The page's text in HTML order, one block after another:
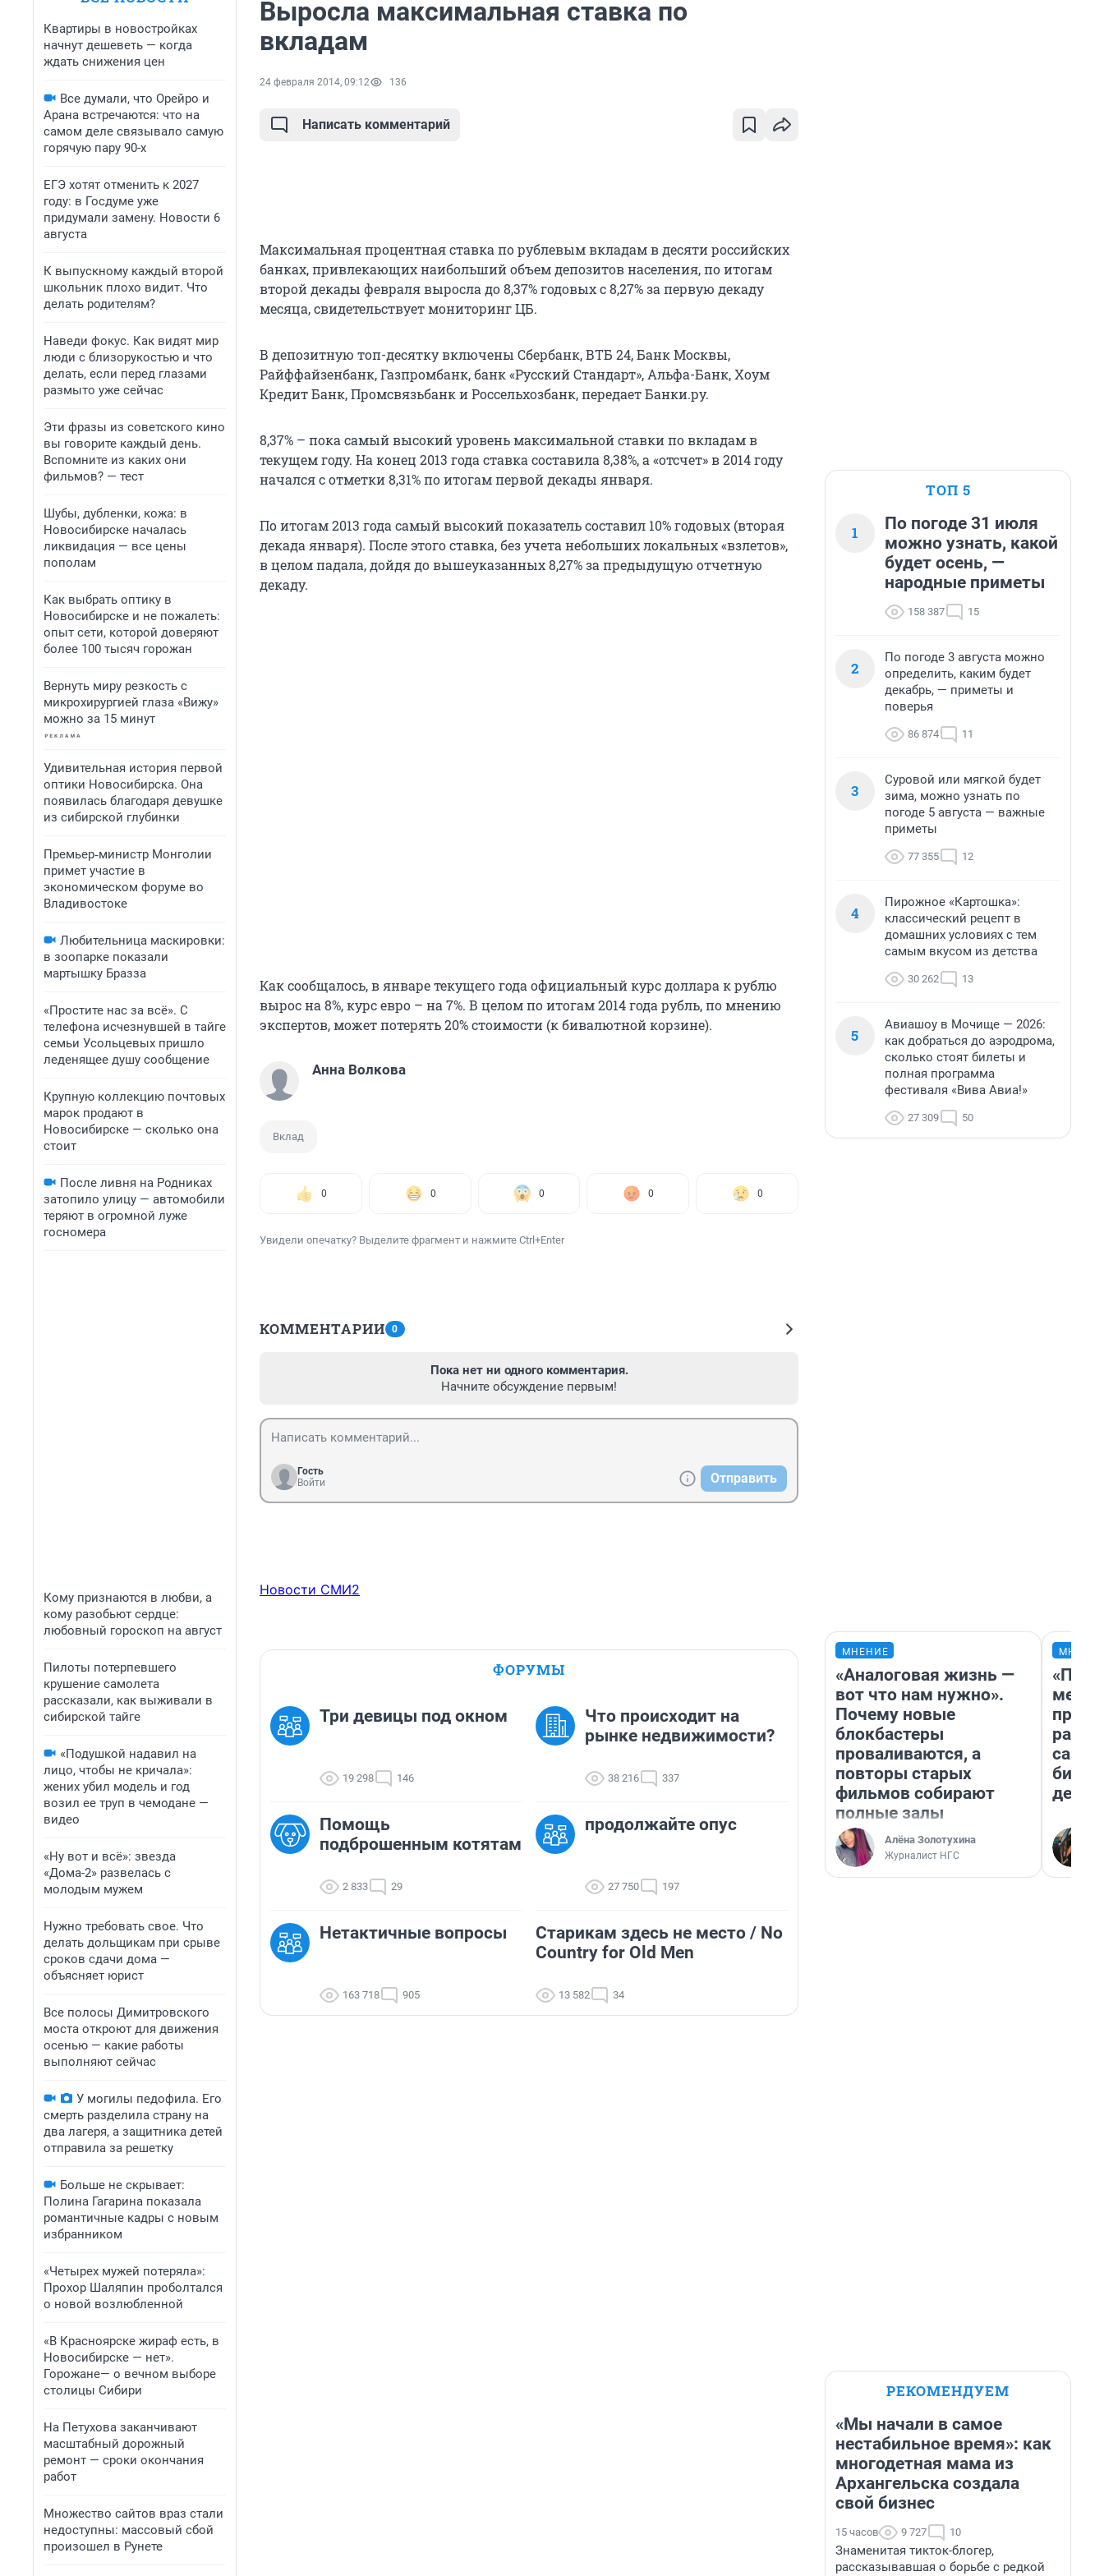
Квартиры в новостройках
начнут дешеветь — когда
ждать снижения цен
Все думали, что Орейро и
Арана встречаются: что на
самом деле связывало самую
горячую пару 90-х
ЕГЭ хотят отменить к 2027
году: в Госдуме уже
придумали замену. Новости 6
августа
К выпускному каждый второй
школьник плохо видит. Что
делать родителям?
Наведи фокус. Как видят мир
люди с близорукостью и что
делать, если перед глазами
размыто уже сейчас
Эти фразы из советского кино
вы говорите каждый день.
Вспомните из каких они
фильмов? — тест
Шубы, дубленки, кожа: в
Новосибирске началась
ликвидация — все цены
пополам
Как выбрать оптику в
Новосибирске и не пожалеть:
опыт сети, которой доверяют
более 100 тысяч горожан
Вернуть миру резкость с
микрохирургией глаза «Вижу»
можно за 15 минут
Удивительная история первой
оптики Новосибирска. Она
появилась благодаря девушке
из сибирской глубинки
Премьер‑министр Монголии
примет участие в
экономическом форуме во
Владивостоке
Любительница маскировки:
в зоопарке показали
мартышку Бразза
«Простите нас за всё». С
телефона исчезнувшей в тайге
семьи Усольцевых пришло
леденящее душу сообщение
Крупную коллекцию почтовых
марок продают в
Новосибирске — сколько она
стоит
После ливня на Родниках
затопило улицу — автомобили
теряют в огромной луже
госномера
Кому признаются в любви, а
кому разобьют сердце:
любовный гороскоп на август
Пилоты потерпевшего
крушение самолета
рассказали, как выживали в
сибирской тайге
«Подушкой надавил на
лицо, чтобы не кричала»:
жених убил модель и год
возил ее труп в чемодане —
видео
«Ну вот и всё»: звезда
«Дома-2» развелась с
молодым мужем
Нужно требовать свое. Что
делать дольщикам при срыве
сроков сдачи дома —
объясняет юрист
Все полосы Димитровского
моста откроют для движения
осенью — какие работы
выполняют сейчас
У могилы педофила. Его
смерть разделила страну на
два лагеря, а защитника детей
отправила за решетку
Больше не скрывает:
Полина Гагарина показала
романтичные кадры с новым
избранником
«Четырех мужей потеряла»:
Прохор Шаляпин проболтался
о новой возлюбленной
«В Красноярске жираф есть, в
Новосибирске — нет».
Горожане— о вечном выборе
столицы Сибири
На Петухова заканчивают
масштабный дорожный
ремонт — сроки окончания
работ
Множество сайтов враз стали
недоступны: массовый сбой
произошел в Рунете
Выросла максимальная ставка по
вкладам
24 февраля 2014, 09:12 136
Написать комментарий
Максимальная процентная ставка по рублевым вкладам в десяти российских
банках, привлекающих наибольший объем депозитов населения, по итогам
второй декады февраля выросла до 8,37% годовых с 8,27% за первую декаду
месяца, свидетельствует мониторинг ЦБ.
В депозитную топ-десятку включены Сбербанк, ВТБ 24, Банк Москвы,
Райффайзенбанк, Газпромбанк, банк «Русский Стандарт», Альфа-Банк, Хоум
Кредит Банк, Промсвязьбанк и Россельхозбанк, передает Банки.ру.
8,37% – пока самый высокий уровень максимальной ставки по вкладам в
текущем году. На конец 2013 года ставка составила 8,38%, а «отсчет» в 2014 году
начался с отметки 8,31% по итогам первой декады января.
По итогам 2013 года самый высокий показатель составил 10% годовых (вторая
декада января). После этого ставка, без учета небольших локальных «взлетов»,
в целом падала, дойдя до вышеуказанных 8,27% за предыдущую отчетную
декаду.
Как сообщалось, в январе текущего года официальный курс доллара к рублю
вырос на 8%, курс евро – на 7%. В целом по итогам 2014 года рубль, по мнению
экспертов, может потерять 20% стоимости (к бивалютной корзине).
Анна Волкова
Вклад
0 0 0 0 0
Увидели опечатку? Выделите фрагмент и нажмите Ctrl+Enter
КОММЕНТАРИИ 0
Пока нет ни одного комментария.
Начните обсуждение первым!
Гость
Войти
Отправить
Новости СМИ2
ФОРУМЫ
Три девицы под окном
19 298 146
Что происходит на
рынке недвижимости?
38 216 337
Помощь
подброшенным котятам
2 833 29
продолжайте опус
27 750 197
Нетактичные вопросы
163 718 905
Старикам здесь не место / No
Country for Old Men
13 582 34
ТОП 5
1
По погоде 31 июля
можно узнать, какой
будет осень, —
народные приметы
158 387 15
2
По погоде 3 августа можно
определить, каким будет
декабрь, — приметы и
поверья
86 874 11
3
Суровой или мягкой будет
зима, можно узнать по
погоде 5 августа — важные
приметы
77 355 12
4
Пирожное «Картошка»:
классический рецепт в
домашних условиях с тем
самым вкусом из детства
30 262 13
5
Авиашоу в Мочище — 2026:
как добраться до аэродрома,
сколько стоят билеты и
полная программа
фестиваля «Вива Авиа!»
27 309 50
МНЕНИЕ
«Аналоговая жизнь —
вот что нам нужно».
Почему новые
блокбастеры
проваливаются, а
повторы старых
фильмов собирают
полные залы
Алёна Золотухина
Журналист НГС
РЕКОМЕНДУЕМ
«Мы начали в самое
нестабильное время»: как
многодетная мама из
Архангельска создала
свой бизнес
15 часов 9 727 10
Знаменитая тикток-блогер,
рассказывавшая о борьбе с редкой